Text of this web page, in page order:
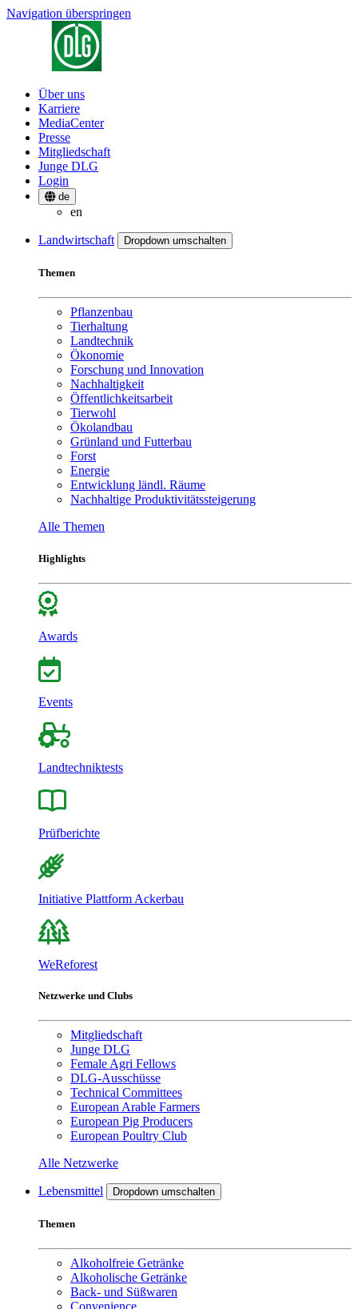
Navigation überspringen
Über uns
Karriere
MediaCenter
Presse
Mitgliedschaft
Junge DLG
Login
de
en
Landwirtschaft Dropdown umschalten
Themen
Pflanzenbau
Tierhaltung
Landtechnik
Ökonomie
Forschung und Innovation
Nachhaltigkeit
Öffentlichkeitsarbeit
Tierwohl
Ökolandbau
Grünland und Futterbau
Forst
Energie
Entwicklung ländl. Räume
Nachhaltige Produktivitätssteigerung
Alle Themen
Highlights
Awards
Events
Landtechniktests
Prüfberichte
Initiative Plattform Ackerbau
WeReforest
Netzwerke und Clubs
Mitgliedschaft
Junge DLG
Female Agri Fellows
DLG-Ausschüsse
Technical Committees
European Arable Farmers
European Pig Producers
European Poultry Club
Alle Netzwerke
Lebensmittel Dropdown umschalten
Themen
Alkoholfreie Getränke
Alkoholische Getränke
Back- und Süßwaren